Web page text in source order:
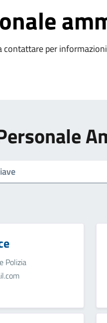
contattare per
Polizia